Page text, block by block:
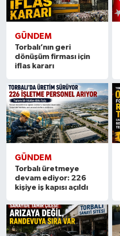
GÜNDEM
Torbalı’nın geri
dönüşüm firması için
iflas kararı
GÜNDEM
Torbalı üretmeye
devam ediyor: 226
kişiye iş kapısı açıldı